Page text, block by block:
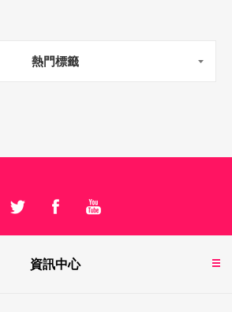
熱門標籤
資訊中心